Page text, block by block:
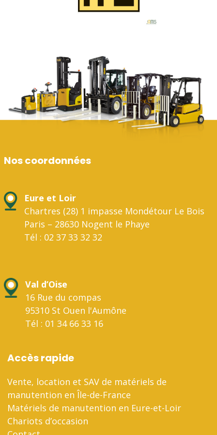
Nos coordonnées
Eure et Loir
Chartres (28) 1 impasse Mondétour Le Bois
Paris – 28630 Nogent le Phaye
Tél : 02 37 33 32 32
Val d’Oise
16 Rue du compas
95310 St Ouen l'Aumône
Tél : 01 34 66 33 16
Accès rapide
Vente, location et SAV de matériels de
manutention en Île-de-France
Matériels de manutention en Eure-et-Loir
Chariots d’occasion